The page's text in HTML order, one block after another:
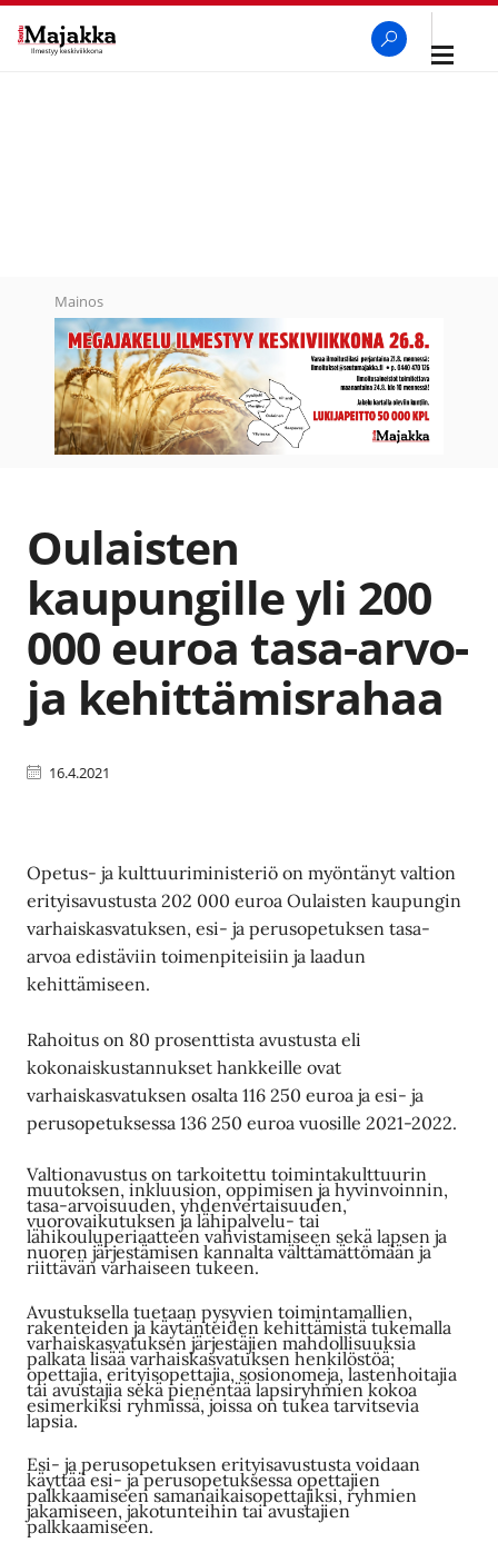
Avaa
Mainos
Oulaisten
kaupungille yli 200
000 euroa tasa-arvo-
ja kehittämisrahaa
16.4.2021
Opetus- ja kulttuuriministeriö on myöntänyt valtion
erityisavustusta 202 000 euroa Oulaisten kaupungin
varhaiskasvatuksen, esi- ja perusopetuksen tasa-
arvoa edistäviin toimenpiteisiin ja laadun
kehittämiseen.
Rahoitus on 80 prosenttista avustusta eli
kokonaiskustannukset hankkeille ovat
varhaiskasvatuksen osalta 116 250 euroa ja esi- ja
perusopetuksessa 136 250 euroa vuosille 2021-2022.
Valtionavustus on tarkoitettu toimintakulttuurin
muutoksen, inkluusion, oppimisen ja hyvinvoinnin,
tasa-arvoisuuden, yhdenvertaisuuden,
vuorovaikutuksen ja lähipalvelu- tai
lähikouluperiaatteen vahvistamiseen sekä lapsen ja
nuoren järjestämisen kannalta välttämättömään ja
riittävän varhaiseen tukeen.
Avustuksella tuetaan pysyvien toimintamallien,
rakenteiden ja käytänteiden kehittämistä tukemalla
varhaiskasvatuksen järjestäjien mahdollisuuksia
palkata lisää varhaiskasvatuksen henkilöstöä;
opettajia, erityisopettajia, sosionomeja, lastenhoitajia
tai avustajia sekä pienentää lapsiryhmien kokoa
esimerkiksi ryhmissä, joissa on tukea tarvitsevia
lapsia.
Esi- ja perusopetuksen erityisavustusta voidaan
käyttää esi- ja perusopetuksessa opettajien
palkkaamiseen samanaikaisopettajiksi, ryhmien
jakamiseen, jakotunteihin tai avustajien
palkkaamiseen.